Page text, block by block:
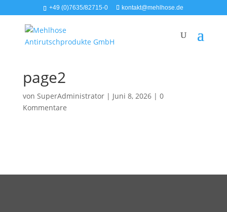
+49 (0)7635/82715-0 kontakt@mehlhose.de
page2
von SuperAdministrator| Juni 8, 2026| 0
Kommentare